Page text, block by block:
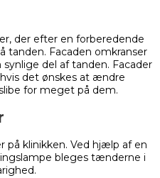
der efter en forberedende
tanden. Facaden omkranser
del af tanden. Facader
det ønskes at ændre
for meget på dem.
klinikken. Ved hjælp af en
bleges tænderne i